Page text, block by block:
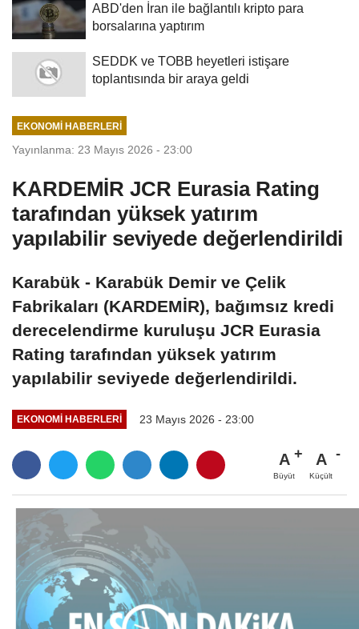
ABD'den İran ile bağlantılı kripto para
borsalarına yaptırım
SEDDK ve TOBB heyetleri istişare
toplantısında bir araya geldi
EKONOMI HABERLERI
Yayınlanma: 23 Mayıs 2026 - 23:00
KARDEMİR JCR Eurasia Rating
tarafından yüksek yatırım
yapılabilir seviyede değerlendirildi
Karabük - Karabük Demir ve Çelik
Fabrikaları (KARDEMİR), bağımsız kredi
derecelendirme kuruluşu JCR Eurasia
Rating tarafından yüksek yatırım
yapılabilir seviyede değerlendirildi.
EKONOMI HABERLERI 23 Mayıs 2026 - 23:00
A
Büyüt
A
Küçült